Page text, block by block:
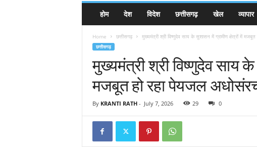
होम देश विदेश छत्तीसगढ़ खेल व्यापार
Home छत्तीसगढ़ मुख्यमंत्री श्री विष्णुदेव साय के सुशासन में ग्रामीण क्षेत्रों में मजबूत
छत्तीसगढ़
मुख्यमंत्री श्री विष्णुदेव साय
मजबूत हो रहा पेयजल
By KRANTI RATH- July 7, 2026 29 0